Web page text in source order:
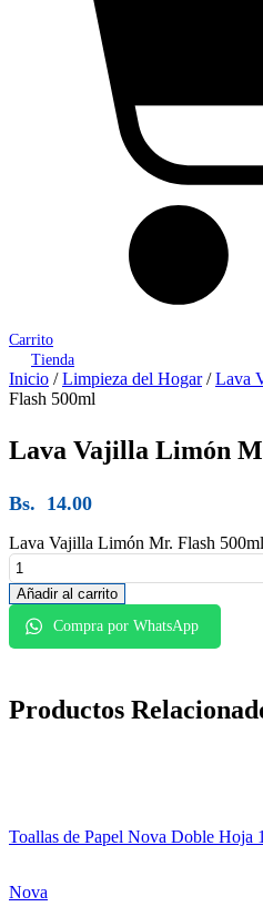
Carrito
Tienda
Inicio /Limpieza del Hogar/Lava
Flash 500ml
Lava Vajilla Limón
Bs. 14.00
Lava Vajilla Limón Mr. Flash
Añadir al carrito
Compra por WhatsApp
Productos
Toallas de Papel Nova Doble Hoja
Nova